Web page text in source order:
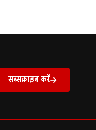
सब्सक्राइब करें